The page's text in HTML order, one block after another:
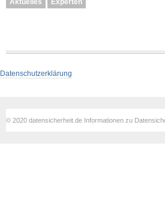
Aktuelles Experten
Datenschutzerklärung
© 2020 datensicherheit.de Informationen zu